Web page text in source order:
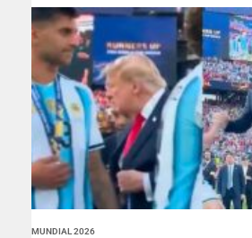
MUNDIAL 2026